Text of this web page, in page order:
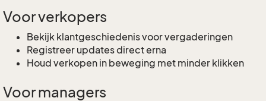
Voor verkopers
Bekijk klantgeschiedenis voor vergaderingen
Registreer updates direct erna
Houd verkopen in beweging met minder klikken
Voor managers